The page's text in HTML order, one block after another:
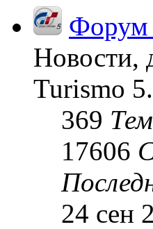
Форум
Новости,
Turismo 5.
369
17606
24 сен